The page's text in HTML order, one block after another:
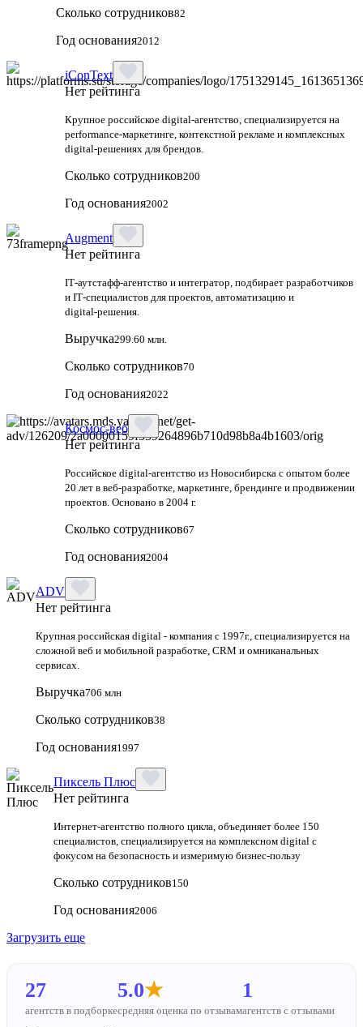
Сколько сотрудников82
Год основания2012
iConText
Нет рейтинга
Крупное российское digital-агентство, специализируется на
performance-маркетинге, контекстной рекламе и комплексных
digital-решениях для брендов.
Сколько сотрудников200
Год основания2002
Augment
Нет рейтинга
IT‑аутстафф‑агентство и интегратор, подбирает разработчиков
и IT‑специалистов для проектов, автоматизацию и
digital‑решения.
Выручка299.60 млн.
Сколько сотрудников70
Год основания2022
Космос-веб
Нет рейтинга
Российское digital-агентство из Новосибирска с опытом более
20 лет в веб-разработке, маркетинге, брендинге и продвижении
проектов. Основано в 2004 г.
Сколько сотрудников67
Год основания2004
ADV
Нет рейтинга
Крупная российская digital - компания с 1997г., специализируется на
сложной веб и мобильной разработке, CRM и омниканальных
сервисах.
Выручка706 млн
Сколько сотрудников38
Год основания1997
Пиксель Плюс
Нет рейтинга
Интернет-агентство полного цикла, объединяет более 150
специалистов, специализируется на комплексном digital с
фокусом на безопасность и измеримую бизнес-пользу
Сколько сотрудников150
Год основания2006
Загрузить еще
27
агентств в подборке
5.0★
средняя оценка по отзывам
1
агентств с отзывами